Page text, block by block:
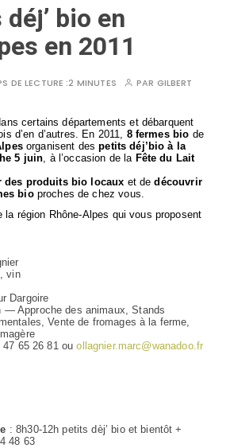
bio en
en 2011
DE LECTURE :2 MINUTES PAR GILBERT
certains départements et débarquent
d’en d’autres. En 2011, 8 fermes bio de
organisent des petits déj’bio à la
5 juin, à l’occasion de la Fête du Lait
des produits bio locaux et dedécouvrir
bioproches de chez vous.
région Rhône-Alpes qui vous proposent
vin
Dargoire
— Approche des animaux, Stands
Vente de fromages à la ferme,
47 65 26 81 ouollagnier.marc@wanadoo.fr
: 8h30-12h petits dèj’ bio et bientôt +
48 63